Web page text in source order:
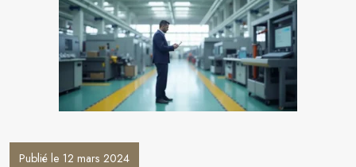
Publié le 12 mars 2024